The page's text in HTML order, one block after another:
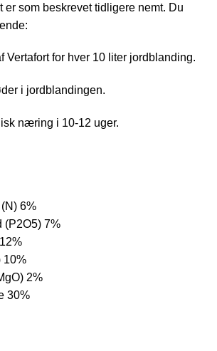
er som beskrevet tidligere nemt. Du
Vertafort for hver 10 liter jordblanding.
i jordblandingen.
næring i 10-12 uger.
6%
(P2O5) 7%
10%
2%
30%